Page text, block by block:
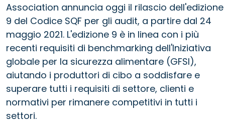
Association annuncia oggi il rilascio dell'edizione
9 del Codice SQF per gli audit, a partire dal 24
maggio 2021. L'edizione 9 è in linea con i più
recenti requisiti di benchmarking dell'Iniziativa
globale per la sicurezza alimentare (GFSI),
aiutando i produttori di cibo a soddisfare e
superare tutti i requisiti di settore, clienti e
normativi per rimanere competitivi in tutti i
settori.